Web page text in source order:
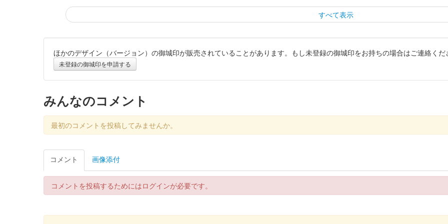
すべて表示
蒼海城 御城印
蒼海城の絵図を使用。当初は上野国府跡とのセット販売（1000円）で、その後単品での販売に。
蒼海城 御城印 ブックマンズアカデミー前橋店限定版
蒼海城 御城印
蒼海城 御城印 秋限定Menkoi版
ぐんま特使Menkoiガールズが文字を担当した。
ほかのデザイン（バージョン）の御城印が販売されていることがあります。もし未登録の御城印をお持ちの場合はご連絡くだ
未登録の御城印を申請する
みんなのコメント
最初のコメントを投稿してみませんか。
コメント 画像添付
コメントを投稿するためにはログインが必要です。